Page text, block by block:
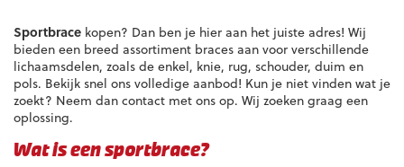
Deze
optie
kan
gekozen
worden
op
de
productpagina
Sportbrace kopen? Dan ben je hier aan het juiste adres! Wij
bieden een breed assortiment braces aan voor verschillende
lichaamsdelen, zoals de enkel, knie, rug, schouder, duim en
pols. Bekijk snel ons volledige aanbod! Kun je niet vinden wat je
zoekt? Neem dan contact met ons op. Wij zoeken graag een
oplossing.
Wat is een sportbrace?